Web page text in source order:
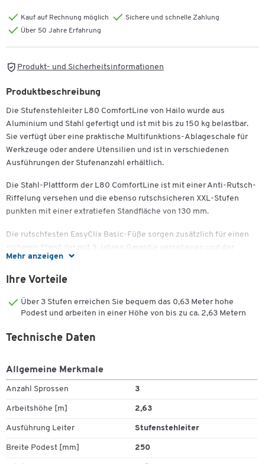
Kauf auf Rechnung möglich
Sichere und schnelle Zahlung
Über 50 Jahre Erfahrung
Produkt- und Sicherheitsinformationen
Mehr anzeigen
Produktbeschreibung
Die Stufenstehleiter L80 ComfortLine von Hailo wurde aus
Aluminium und Stahl gefertigt und ist mit bis zu 150 kg belastbar.
Sie verfügt über eine praktische Multifunktions-Ablageschale für
Werkzeuge oder andere Utensilien und ist in verschiedenen
Ausführungen der Stufenanzahl erhältlich.
Die Stahl-Plattform der L80 ComfortLine ist mit einer Anti-Rutsch-
Riffelung versehen und die ebenso rutschsicheren XXL-Stufen
punkten mit einer extratiefen Standfläche von 130 mm.
Die rutschfesten EasyClix Basic-Füße sorgen zusätzlich für einen
sicheren Stand der mit 3 Jahren Garantie versehenen und der
Sicherheitsnorm EN 131 entsprechenden Stufenstehleiter L80
ComfortLine von Hailo.
Multifunktions-Ablageschale für Werkzeuge und
Arbeitsmaterialien
130 mm tiefe XXL-Stufen
Rutschsichere EasyClix Basic-Füße
Stufen
Entspricht der Sicherheitsnorm EN 131
Ihre Vorteile
Über 3 Stufen erreichen Sie bequem das 0,63 Meter hohe
Podest und arbeiten in einer Höhe von bis zu ca. 2,63 Metern
Technische Daten
Allgemeine Merkmale
Anzahl Sprossen 3
Arbeitshöhe [m] 2,63
Ausführung Leiter Stufenstehleiter
Breite Podest [mm] 250